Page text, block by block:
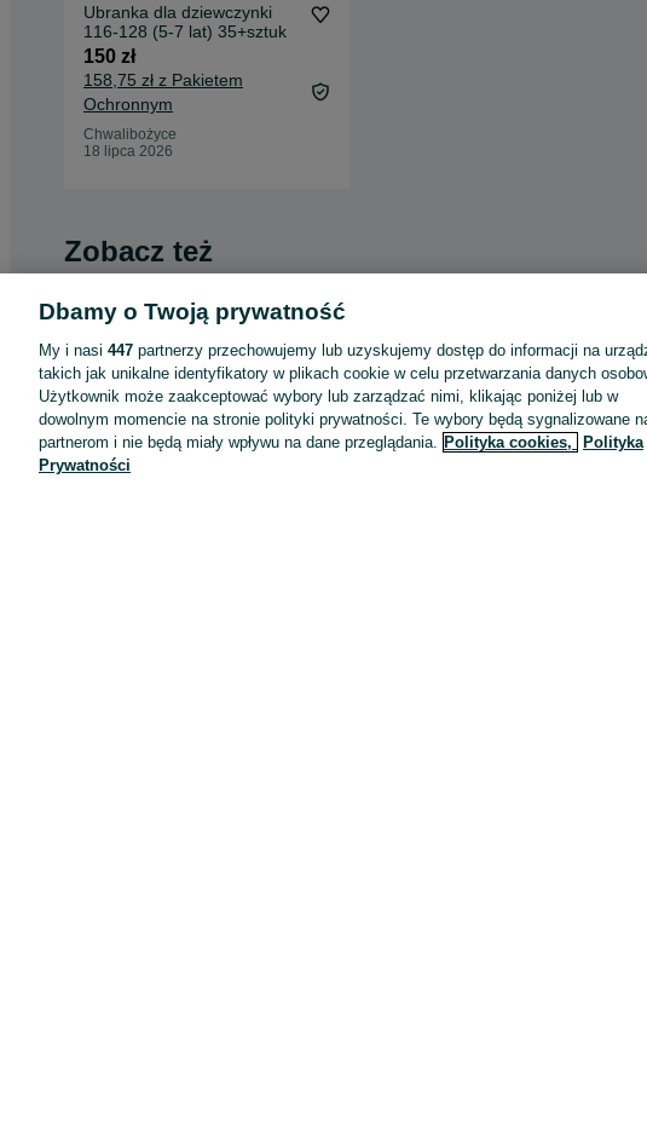
Ubranka dla dziewczynki
116-128 (5-7 lat) 35+sztuk
150 zł
158,75 zł z Pakietem
Ochronnym
Chwalibożyce
18 lipca 2026
Zobacz też
Dbamy o Twoją prywatność
My i nasi 447 partnerzy przechowujemy lub uzyskujemy dostęp do informacji na
takich jak unikalne identyfikatory w plikach cookie w celu przetwarzania danych
Użytkownik może zaakceptować wybory lub zarządzać nimi, klikając poniżej lub w
dowolnym momencie na stronie polityki prywatności. Te wybory będą sygnalizowane
partnerom i nie będą miały wpływu na dane przeglądania. Polityka cookies,
Polityka
Prywatności